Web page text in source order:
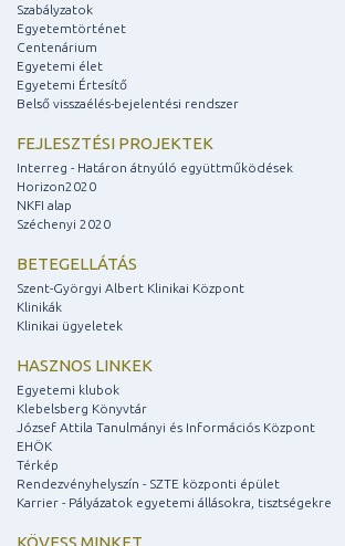
Szabályzatok
Egyetemtörténet
Centenárium
Egyetemi élet
Egyetemi Értesítő
Belső visszaélés-bejelentési rendszer
FEJLESZTÉSI PROJEKTEK
Interreg - Határon átnyúló együttműködések
Horizon2020
NKFI alap
Széchenyi 2020
BETEGELLÁTÁS
Szent-Györgyi Albert Klinikai Központ
Klinikák
Klinikai ügyeletek
HASZNOS LINKEK
Egyetemi klubok
Klebelsberg Könyvtár
József Attila Tanulmányi és Információs Központ
EHÖK
Térkép
Rendezvényhelyszín - SZTE központi épület
Karrier - Pályázatok egyetemi állásokra, tisztségekre